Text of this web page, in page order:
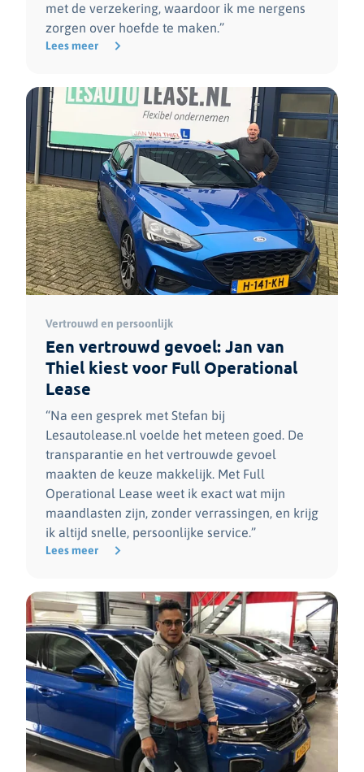
met de verzekering, waardoor ik me nergens
zorgen over hoefde te maken.”
Lees meer
Vertrouwd en persoonlijk
Een vertrouwd gevoel: Jan van
Thiel kiest voor Full Operational
Lease
“Na een gesprek met Stefan bij
Lesautolease.nl voelde het meteen goed. De
transparantie en het vertrouwde gevoel
maakten de keuze makkelijk. Met Full
Operational Lease weet ik exact wat mijn
maandlasten zijn, zonder verrassingen, en krijg
ik altijd snelle, persoonlijke service.”
Lees meer